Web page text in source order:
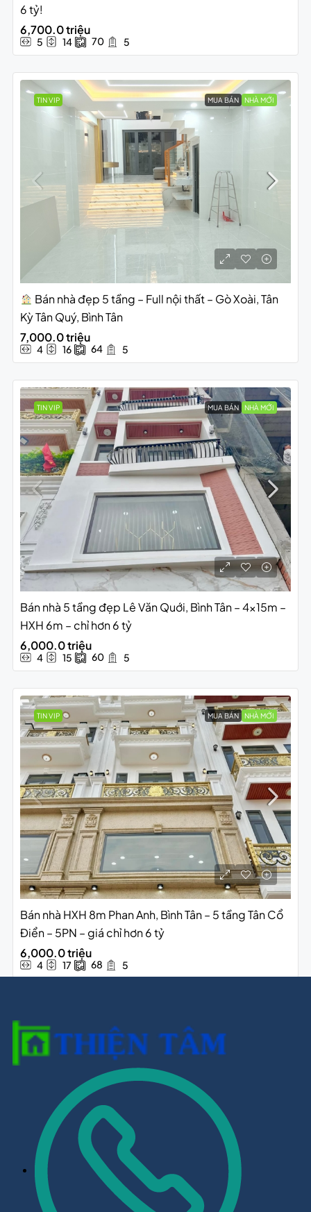
6 tỷ!
6,700.0 triệu
5 14 70 5
TIN VIP MUA BÁN NHÀ MỚI
Bán nhà đẹp 5 tầng – Full nội thất – Gò Xoài, Tân
Kỳ Tân Quý, Bình Tân
7,000.0 triệu
4 16 64 5
TIN VIP MUA BÁN NHÀ MỚI
Bán nhà 5 tầng đẹp Lê Văn Quới, Bình Tân – 4x15m –
HXH 6m – chỉ hơn 6 tỷ
6,000.0 triệu
4 15 60 5
TIN VIP MUA BÁN NHÀ MỚI
Bán nhà HXH 8m Phan Anh, Bình Tân – 5 tầng Tân Cổ
Điển – 5PN – giá chỉ hơn 6 tỷ
6,000.0 triệu
4 17 68 5